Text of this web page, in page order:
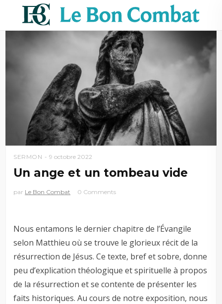
SERMON 9 octobre 2022
Un ange et un tombeau vide
par Le Bon Combat 0 Comments
Nous entamons le dernier chapitre de l’Évangile
selon Matthieu où se trouve le glorieux récit de la
résurrection de Jésus. Ce texte, bref et sobre, donne
peu d’explication théologique et spirituelle à propos
de la résurrection et se contente de présenter les
faits historiques. Au cours de notre exposition, nous